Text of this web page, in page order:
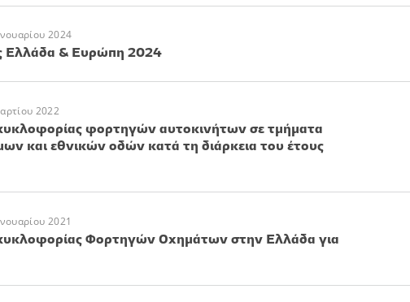
2024
Ελλάδα & Ευρώπη 2024
2022
φορτηγών αυτοκινήτων σε τμήματα
και εθνικών οδών κατά τη διάρκεια του έτους
2021
Φορτηγών Οχημάτων στην Ελλάδα για